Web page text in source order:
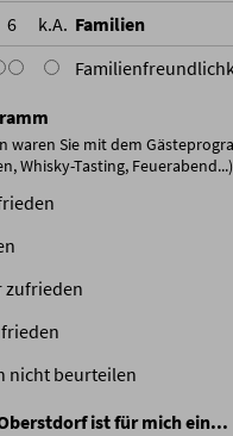
6 k.A. Familien
waren Sie mit dem
Whisky-Tasting, Feuerabend...)
zufrieden
nicht beurteilen
ist für mich ein...